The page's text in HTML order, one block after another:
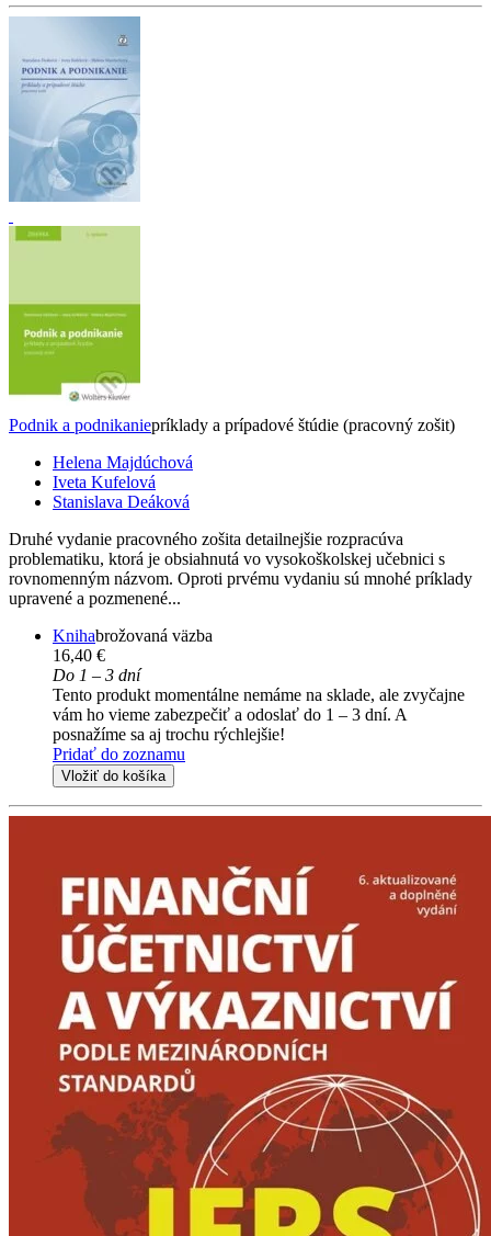
Podnik a podnikaniepríklady a prípadové štúdie (pracovný zošit)
Helena Majdúchová
Iveta Kufelová
Stanislava Deáková
Druhé vydanie pracovného zošita detailnejšie rozpracúva
problematiku, ktorá je obsiahnutá vo vysokoškolskej učebnici s
rovnomenným názvom. Oproti prvému vydaniu sú mnohé príklady
upravené a pozmenené...
Knihabrožovaná väzba
16,40 €
Do 1 – 3 dní
Tento produkt momentálne nemáme na sklade, ale zvyčajne
vám ho vieme zabezpečiť a odoslať do 1 – 3 dní. A
posnažíme sa aj trochu rýchlejšie!
Pridať do zoznamu
Vložiť do košíka